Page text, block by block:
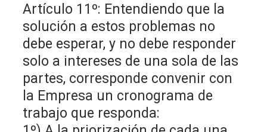
Artículo 11º: Entendiendo que la
solución a estos problemas no
debe esperar, y no debe responder
solo a intereses de una sola de las
partes, corresponde convenir con
la Empresa un cronograma de
trabajo que responda: